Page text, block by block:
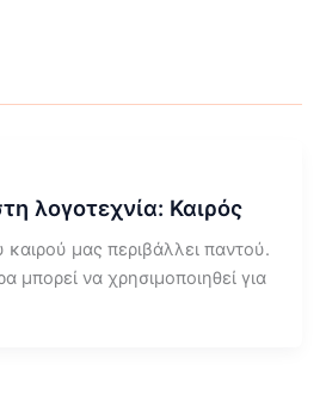
λογοτεχνία: Καιρός
μας περιβάλλει παντού.
μπορεί να χρησιμοποιηθεί για